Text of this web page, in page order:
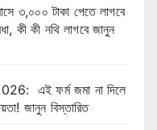
টাকা পেতে লাগবে
কী কী নথি লাগবে জানুন
এই ফর্ম জমা না দিলে
জানুন বিস্তারিত